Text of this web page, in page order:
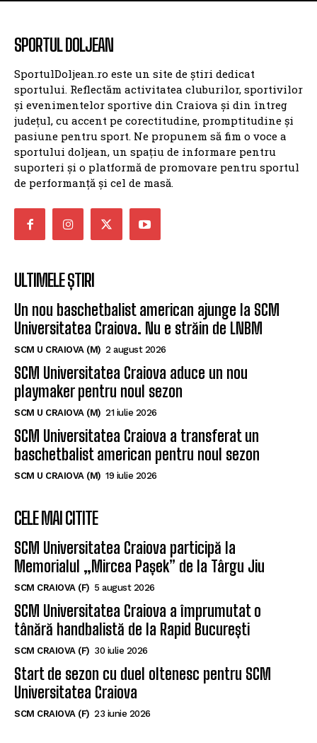
SPORTUL DOLJEAN
SportulDoljean.ro este un site de știri dedicat
sportului. Reflectăm activitatea cluburilor, sportivilor
și evenimentelor sportive din Craiova și din întreg
județul, cu accent pe corectitudine, promptitudine și
pasiune pentru sport. Ne propunem să fim o voce a
sportului doljean, un spațiu de informare pentru
suporteri și o platformă de promovare pentru sportul
de performanță și cel de masă.
ULTIMELE ȘTIRI
Un nou baschetbalist american ajunge la SCM
Universitatea Craiova. Nu e străin de LNBM
SCM U CRAIOVA (M) 2 august 2026
SCM Universitatea Craiova aduce un nou
playmaker pentru noul sezon
SCM U CRAIOVA (M) 21 iulie 2026
SCM Universitatea Craiova a transferat un
baschetbalist american pentru noul sezon
SCM U CRAIOVA (M) 19 iulie 2026
CELE MAI CITITE
SCM Universitatea Craiova participă la
Memorialul „Mircea Pașek” de la Târgu Jiu
SCM CRAIOVA (F) 5 august 2026
SCM Universitatea Craiova a împrumutat o
tânără handbalistă de la Rapid București
SCM CRAIOVA (F) 30 iulie 2026
Start de sezon cu duel oltenesc pentru SCM
Universitatea Craiova
SCM CRAIOVA (F) 23 iunie 2026